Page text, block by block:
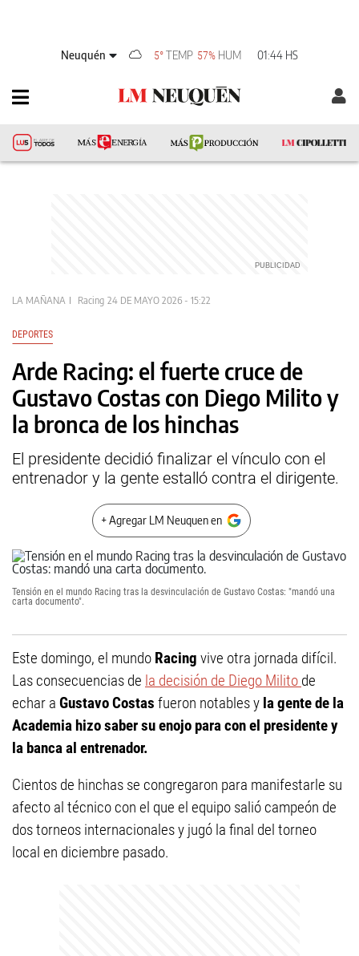
Neuquén 5°TEMP 57% HUM 01:44 HS
LA MAÑANA Racing 24 DE MAYO 2026 - 15:22
DEPORTES
Arde Racing: el fuerte cruce de
Gustavo Costas con Diego Milito y
la bronca de los hinchas
El presidente decidió finalizar el vínculo con el
entrenador y la gente estalló contra el dirigente.
+ Agregar LM Neuquen en
Tensión en el mundo Racing tras la desvinculación de Gustavo Costas: "mandó una
carta documento".
Este domingo, el mundo Racing vive otra jornada difícil.
Las consecuencias de la decisión de Diego Milito de
echar a Gustavo Costas fueron notables y la gente de la
Academia hizo saber su enojo para con el presidente y
la banca al entrenador.
Cientos de hinchas se congregaron para manifestarle su
afecto al técnico con el que el equipo salió campeón de
dos torneos internacionales y jugó la final del torneo
local en diciembre pasado.